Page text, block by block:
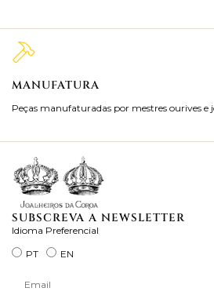
MANUFATURA
Peças manufaturadas por mestres ourives e
SUBSCREVA A NEWSLETTER
Idioma Preferencial
PT
EN